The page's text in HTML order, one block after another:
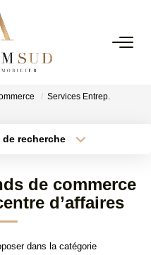
Services Entrep.
recherche
Surface min
de commerce
d’affaires
dans la catégorie